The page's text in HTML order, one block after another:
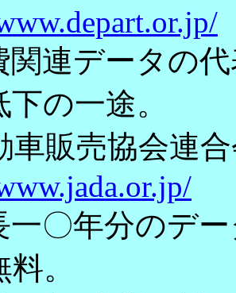
連データの
の一途。
車販売協会連
〇年分のデ
。